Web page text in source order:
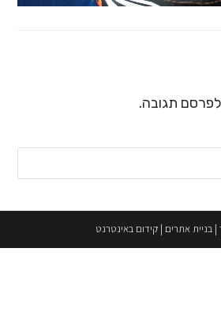
תגובה.
|בניית אתרים |קידום באינטרנט